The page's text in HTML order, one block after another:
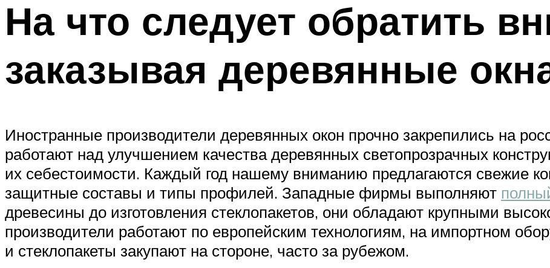
На что следует обратить
заказывая деревянные
Иностранные производители деревянных окон прочно закрепились на
работают над улучшением качества деревянных светопрозрачных
их себестоимости. Каждый год нашему вниманию предлагаются свежие
защитные составы и типы профилей. Западные фирмы выполняют
древесины до изготовления стеклопакетов, они обладают крупными
производители работают по европейским технологиям, на импортном
и стеклопакеты закупают на стороне, часто за рубежом.